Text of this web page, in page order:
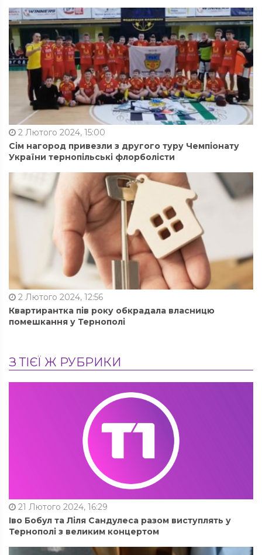
2 Лютого 2024, 15:00
Сім нагород привезли з другого туру Чемпіонату
України тернопільські флорболісти
2 Лютого 2024, 12:56
Квартирантка пів року обкрадала власницю
помешкання у Тернополі
З ТІЄЇ Ж РУБРИКИ
21 Лютого 2024, 16:29
Іво Бобул та Ліля Сандулеса разом виступлять у
Тернополі з великим концертом